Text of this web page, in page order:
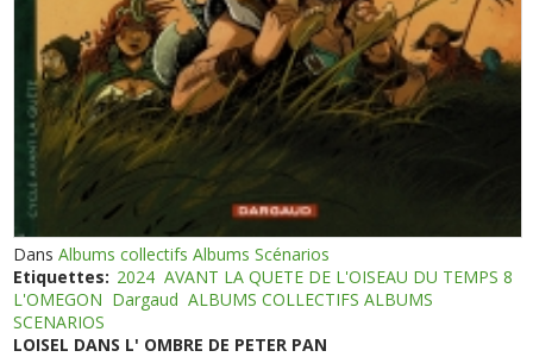
DansAlbums collectifs Albums Scénarios
Etiquettes: 2024 AVANT LA QUETE DE L'OISEAU DU TEMPS 8
L'OMEGON Dargaud ALBUMS COLLECTIFS ALBUMS
SCENARIOS
LOISEL DANS L' OMBRE DE PETER PAN